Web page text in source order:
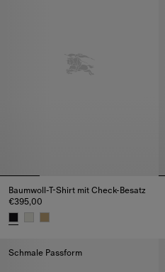
Baumwoll-T-Shirt mit Check-Besatz
€395,00
Schmale Passform